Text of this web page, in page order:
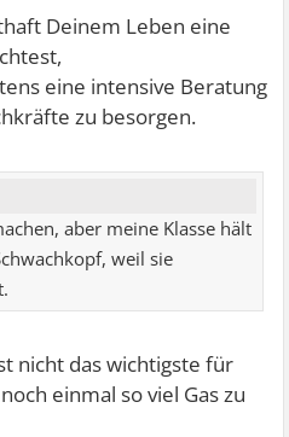
Deinem Leben eine
eine intensive Beratung
zu besorgen.
aber meine Klasse hält
weil sie
nicht das wichtigste für
einmal so viel Gas zu